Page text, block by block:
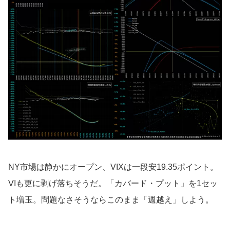
NY市場は静かにオープン、VIXは一段安19.35ポイント。
VIも更に剥げ落ちそうだ。「カバード・プット」を1セッ
ト増玉。問題なさそうならこのまま「週越え」しよう。